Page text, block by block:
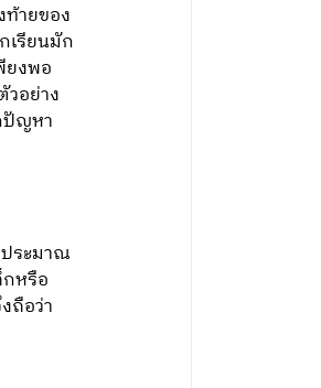
ายของ
เรียนมัก
ยงพอ
วอย่าง
ปัญหา
ระมาณ
กหรือ
ถือว่า